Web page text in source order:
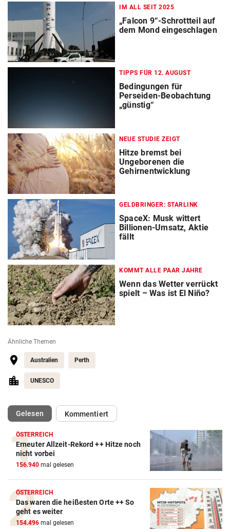
IM ALL SEIT 2025
„Falcon 9“-Schrottteil auf
dem Mond eingeschlagen
TIPPS FÜR 12. AUGUST
Bedingungen für
Perseiden-Beobachtung
„günstig“
NEUE STUDIE ZEIGT
Hitze bremst bei
Ungeborenen die
Gehirnentwicklung
GELDBRINGER: STARLINK
SpaceX: Musk wittert
Billionen-Umsatz, Aktie
fällt
KOMMT ALLE PAAR JAHRE
Wenn das Wetter verrückt
spielt – Was ist El Niño?
Ähnliche Themen
Australien Perth
UNESCO
Gelesen(ausgewählt)Kommentiert
ÖSTERREICH
Erneuter Allzeit-Rekord ++ Hitze noch
nicht vorbei
156.940 mal gelesen
ÖSTERREICH
Das waren die heißesten Orte ++ So
geht es weiter
154.496 mal gelesen